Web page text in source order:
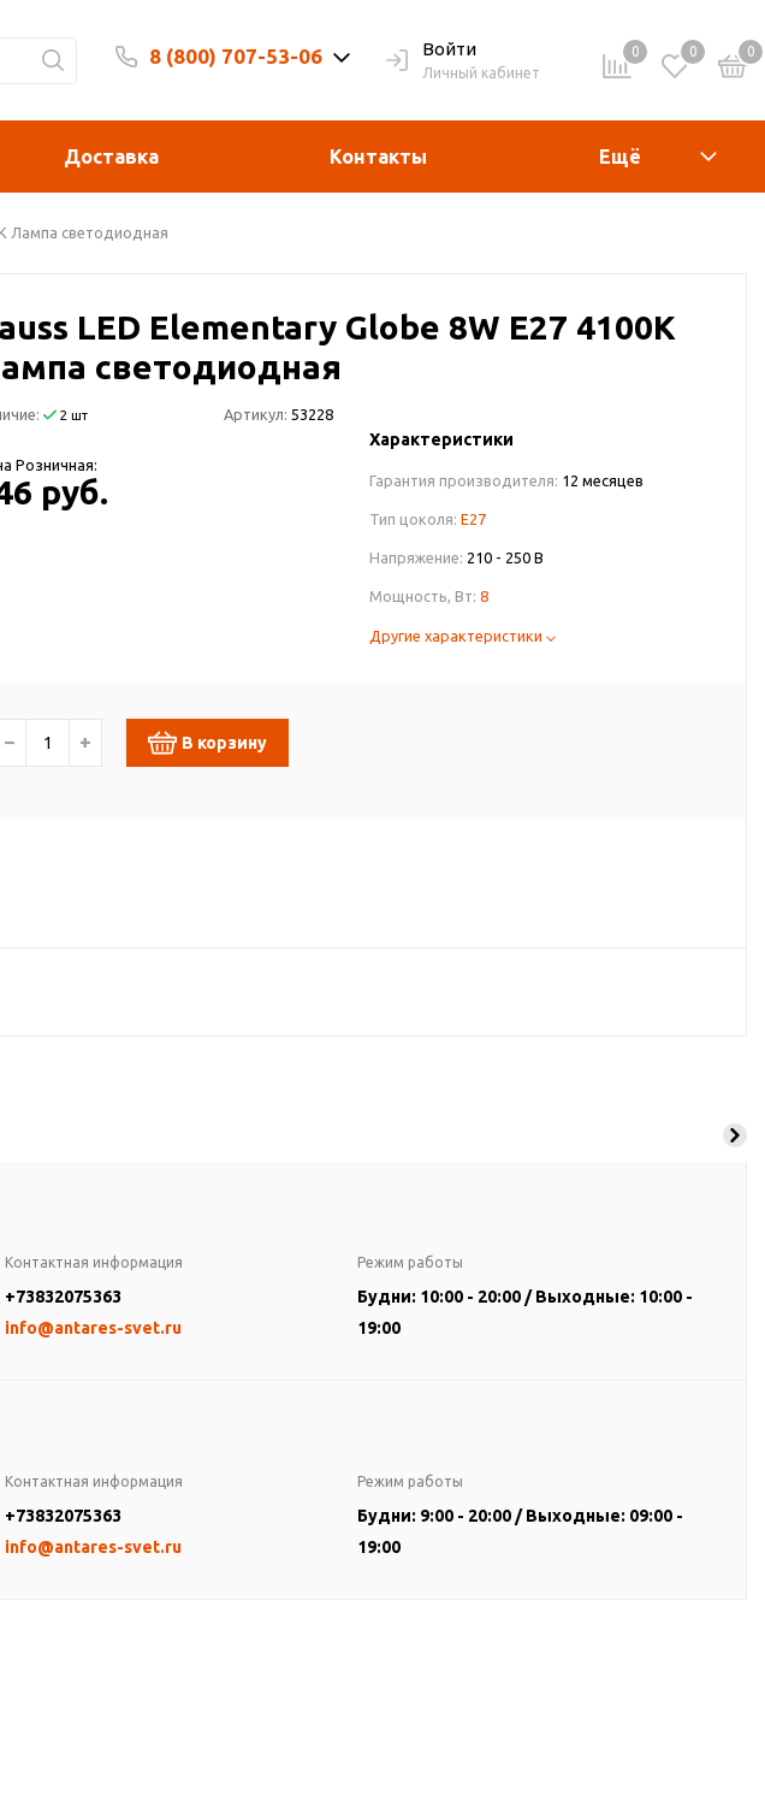
8 (800) 707-53-06 Войти
Личный кабинет
0 0 0
Доставка Контакты Ещё
Лампа светодиодная
LED Elementary Globe 8W E27 4100K
светодиодная
2 шт Артикул: 53228
Розничная:
руб.
Характеристики
Гарантия производителя: 12 месяцев
Тип цоколя: E27
Напряжение: 210 - 250 В
Мощность, Вт: 8
Другие характеристики
− + В корзину
Контактная информация
+73832075363
info@antares-svet.ru
Режим работы
Будни: 10:00 - 20:00 / Выходные: 10:00 -
19:00
Контактная информация
+73832075363
info@antares-svet.ru
Режим работы
Будни: 9:00 - 20:00 / Выходные: 09:00 -
19:00